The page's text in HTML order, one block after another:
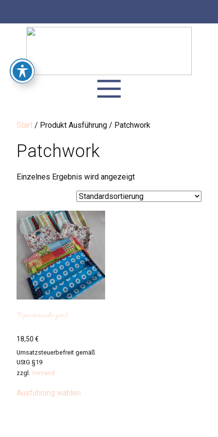
Start / Produkt Ausführung / Patchwork
Patchwork
Einzelnes Ergebnis wird angezeigt
Popcorntasche groß
18,50€
Umsatzsteuerbefreit gemäß
UStG §19
zzgl.Versand
Ausführung wählen